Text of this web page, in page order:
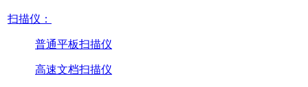
扫描仪：
普通平板扫描仪
高速文档扫描仪